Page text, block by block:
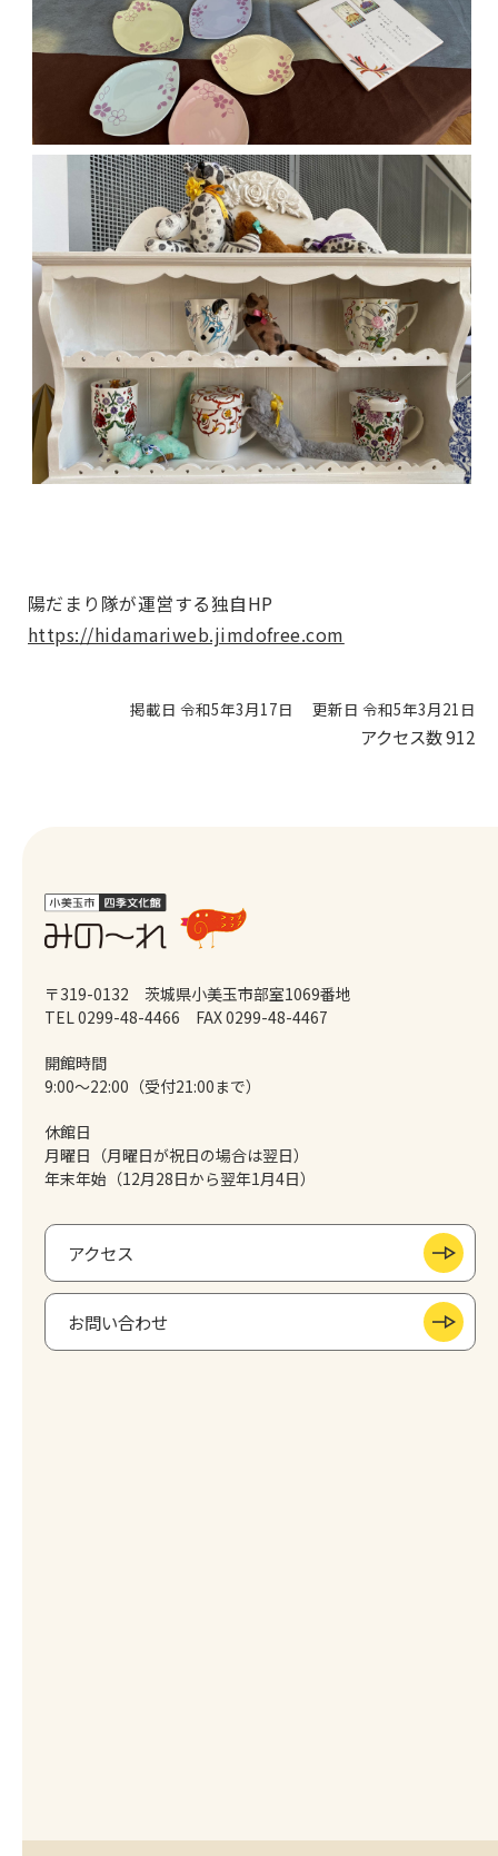
陽だまり隊が運営する独自HP
https://hidamariweb.jimdofree.com
掲載日 令和5年3月17日 更新日 令和5年3月21日
アクセス数912
〒319-0132 茨城県小美玉市部室1069番地
TEL 0299-48-4466
FAX 0299-48-4467
開館時間
9:00～22:00（受付21:00まで）
休館日
月曜日（月曜日が祝日の場合は翌日）
年末年始（12月28日から翌年1月4日）
アクセス
お問い合わせ